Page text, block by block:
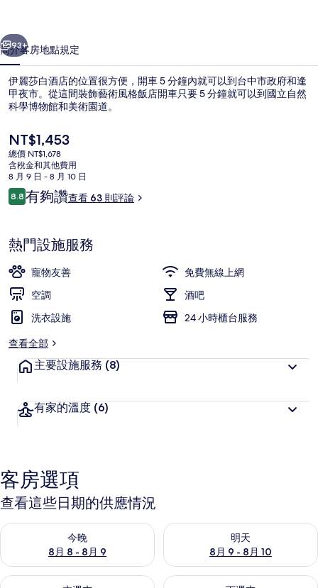
相
片
集
個 下一個
93+
簡介客房地點規定
伊麗莎白酒店的位置很方便，開車 5 分鐘內就可以到台中市政府和逢
甲夜市。從這間裝飾藝術風格飯店開車只要 5 分鐘就可以到國立自然
科學博物館和美術園道。
目
前
的
價
格
是
NT$1,453
總價 NT$1,678
含稅金和其他費用
8 月 9 日 - 8 月 10 日
評
論
8.88.8 分，滿分 10 分，
有夠讚查看 63 則評論
熱門設施服務
寵物友善
免費無線上網
空調
酒吧
洗衣設施
24 小時櫃台服務
查看全部
主要設施服務 (8)
有家的溫度 (6)
客房選項
查看這些日期的供應情況
今晚
8月 8 - 8月 9
查看今晚 (8月 8 - 8月 9) 的供應情況
明天
8月 9 - 8月 10
查看明天 (8月 9 - 8月 10) 的供
查看本週末 (8月 14 - 8月 16) 的供應情況查看下週末 (8月 21 - 8月 23)